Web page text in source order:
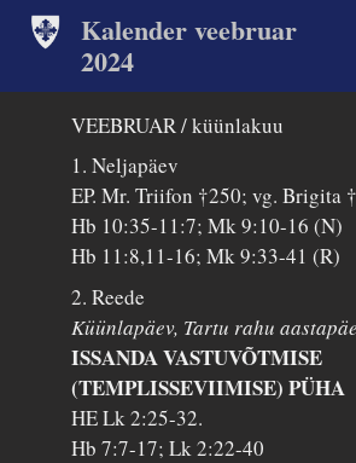
Kalender veebruar
2024
VEEBRUAR / küünlakuu
1. Neljapäev
EP. Mr. Triifon †250; vg. Brigita
Hb 10:35-11:7; Mk 9:10-16 (N)
Hb 11:8,11-16; Mk 9:33-41 (R)
2. Reede
Küünlapäev, Tartu rahu
ISSANDA VASTUVÕTMISE
(TEMPLISSEVIIMISE) PÜHA
HE Lk 2:25-32.
Hb 7:7-17; Lk 2:22-40